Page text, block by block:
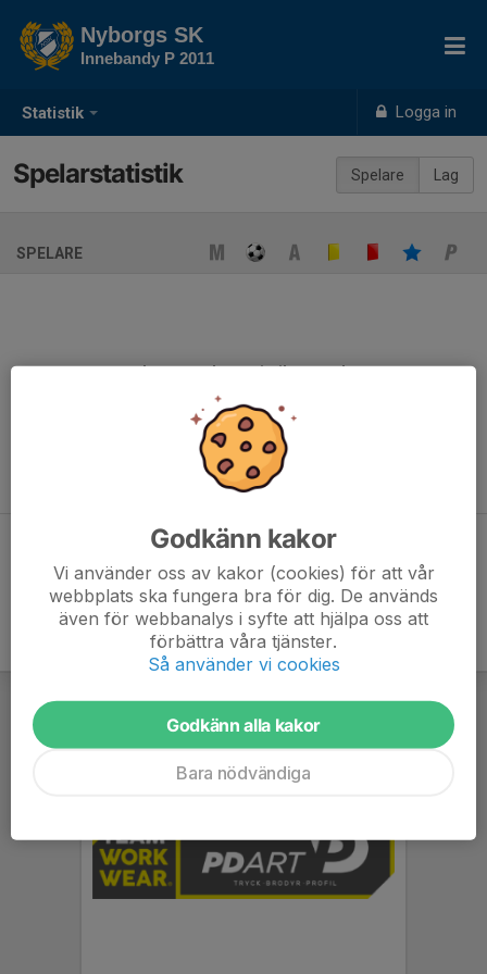
Statistik Logga in
Nyborgs SK
Innebandy P 2011
Spelare Lag
Spelarstatistik
SPELARE
Ingen spelarstatistik sparad
När ni fyller i uppställning på respektive match visas statistiken
automatiskt på denna sida
Godkänn kakor
Vi använder oss av kakor (cookies) för att vår
webbplats ska fungera bra för dig. De används
även för webbanalys i syfte att hjälpa oss att
förbättra våra tjänster.
Så använder vi cookies
Godkänn alla kakor
Bara nödvändiga